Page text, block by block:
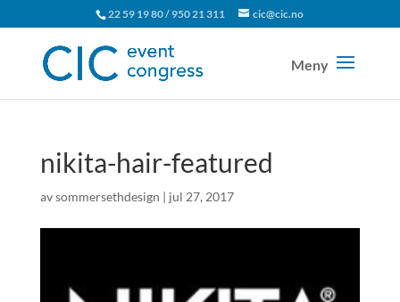
22 59 19 80 / 950 21 311 cic@cic.no
nikita-hair-featured
avsommersethdesign | jul 27, 2017